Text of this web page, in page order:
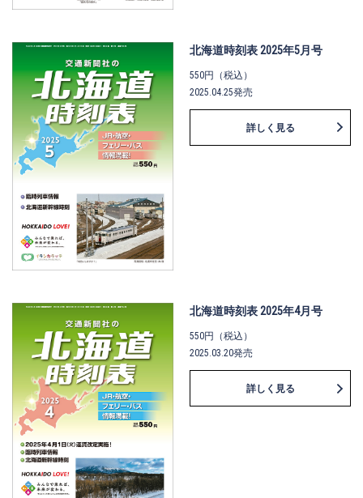
北海道時刻表 2025年5月号
550円（税込）
2025.04.25発売
詳しく見る
北海道時刻表 2025年4月号
550円（税込）
2025.03.20発売
詳しく見る